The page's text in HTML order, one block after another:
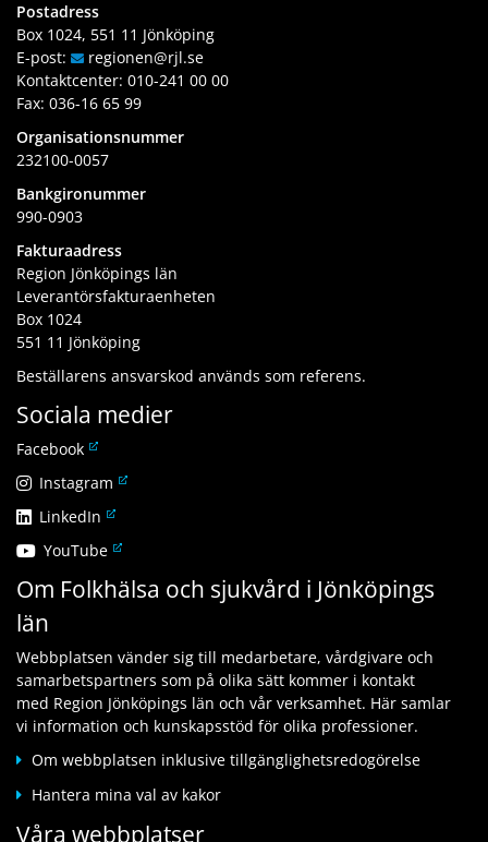
Postadress
Box 1024, 551 11 Jönköping
E-post:
regionen@rjl.se
Kontaktcenter: 010-241 00 00
Fax: 036-16 65 99
Organisationsnummer
232100-0057
Bankgironummer
990-0903
Fakturaadress
Region Jönköpings län
Leverantörsfakturaenheten
Box 1024
551 11 Jönköping
Beställarens ansvarskod används som referens.
Sociala medier
FacebookL
n
k
i
l
n
n
a
n
e
b
p
Instagram L
ä
k
i
a
n
n
a
n
e
b
LinkedIn L
n
k
l
l
a
n
a
n
e
YouTubeL
n
i
l
l
a
n
a
Om Folkhälsa och sjukvård i Jönköpings
län
Webbplatsen vänder sig till medarbetare, vårdgivare och
samarbetspartners som på olika sätt kommer i kontakt
med Region Jönköpings län och vår verksamhet. Här samlar
vi information och kunskapsstöd för olika professioner.
Om webbplatsen inklusive tillgänglighetsredogörelse
Hantera mina val av kakor
Våra webbplatser